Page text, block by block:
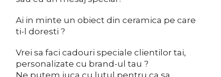
Ai in minte un obiect din ceramica pe care
ti-l doresti ?
Vrei sa faci cadouri speciale clientilor tai,
personalizate cu brand-ul tau ?
Ne putem juca cu lutul pentru ca sa